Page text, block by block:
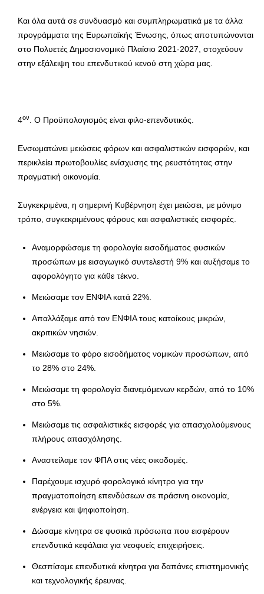
Και όλα αυτά σε συνδυασμό και συμπληρωματικά με τα άλλα
προγράμματα της Ευρωπαϊκής Ένωσης, όπως αποτυπώνονται
στο Πολυετές Δημοσιονομικό Πλαίσιο 2021-2027, στοχεύουν
στην εξάλειψη του επενδυτικού κενού στη χώρα μας.
4ον. Ο Προϋπολογισμός είναι φιλο-επενδυτικός.
Ενσωματώνει μειώσεις φόρων και ασφαλιστικών εισφορών, και
περικλείει πρωτοβουλίες ενίσχυσης της ρευστότητας στην
πραγματική οικονομία.
Συγκεκριμένα, η σημερινή Κυβέρνηση έχει μειώσει, με μόνιμο
τρόπο, συγκεκριμένους φόρους και ασφαλιστικές εισφορές.
Αναμορφώσαμε τη φορολογία εισοδήματος φυσικών
προσώπων με εισαγωγικό συντελεστή 9% και αυξήσαμε το
αφορολόγητο για κάθε τέκνο.
Μειώσαμε τον ΕΝΦΙΑ κατά 22%.
Απαλλάξαμε από τον ΕΝΦΙΑ τους κατοίκους μικρών,
ακριτικών νησιών.
Μειώσαμε το φόρο εισοδήματος νομικών προσώπων, από
το 28% στο 24%.
Μειώσαμε τη φορολογία διανεμόμενων κερδών, από το 10%
στο 5%.
Μειώσαμε τις ασφαλιστικές εισφορές για απασχολούμενους
πλήρους απασχόλησης.
Αναστείλαμε τον ΦΠΑ στις νέες οικοδομές.
Παρέχουμε ισχυρό φορολογικό κίνητρο για την
πραγματοποίηση επενδύσεων σε πράσινη οικονομία,
ενέργεια και ψηφιοποίηση.
Δώσαμε κίνητρα σε φυσικά πρόσωπα που εισφέρουν
επενδυτικά κεφάλαια για νεοφυείς επιχειρήσεις.
Θεσπίσαμε επενδυτικά κίνητρα για δαπάνες επιστημονικής
και τεχνολογικής έρευνας.